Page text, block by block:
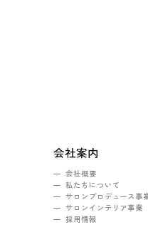
会社案内
会社概要
私たちについて
サロンプロデュース事
サロンインテリア事業
採用情報